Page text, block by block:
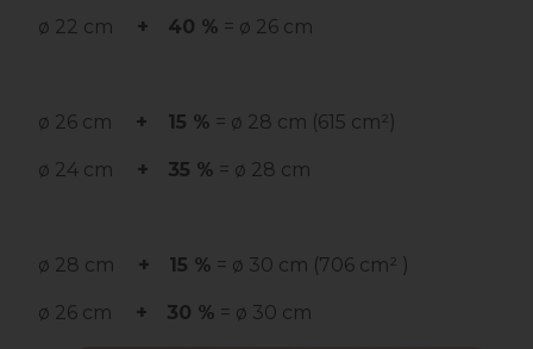
ø 22 cm + 40 % = ø 26 cm
ø 26 cm + 15 % = ø 28 cm (615 cm²)
ø 24 cm + 35 % = ø 28 cm
ø 28 cm + 15 % = ø 30 cm (706 cm² )
ø 26 cm + 30 % = ø 30 cm